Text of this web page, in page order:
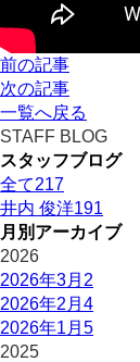
前の記事
次の記事
一覧へ戻る
STAFF BLOG
スタッフブログ
全て217
井内 俊洋191
月別アーカイブ
2026
2026年3月 2
2026年2月 4
2026年1月 5
2025